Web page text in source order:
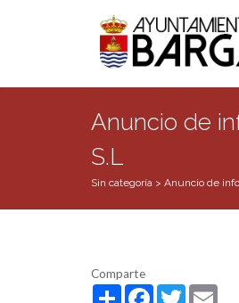
Anuncio de
S.L
Sin categoría > Anuncio de
Comparte
ShareFacebook
Twitter